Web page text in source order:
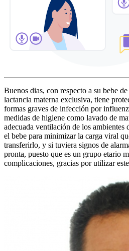
Buenos dias, con respecto a su bebe
lactancia materna exclusiva, tiene
formas graves de infección por
medidas de higiene como lavado de
adecuada ventilación de los ambientes
el bebe para minimizar la carga viral
transferirlo, y si tuviera signos de
pronta, puesto que es un grupo etario
complicaciones, gracias por utilizar